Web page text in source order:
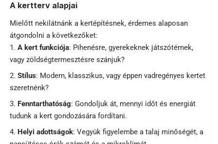
A kertterv alapjai
Mielőtt nekilátnánk a kertépítésnek, érdemes alaposan
átgondolni a következőket:
A kert funkciója: Pihenésre, gyerekeknek játszótérnek,
vagy zöldségtermesztésre szánjuk?
Stílus: Modern, klasszikus, vagy éppen vadregényes kertet
szeretnénk?
Fenntarthatóság: Gondoljuk át, mennyi időt és energiát
tudunk a kert gondozására fordítani.
Helyi adottságok: Vegyük figyelembe a talaj minőségét, a